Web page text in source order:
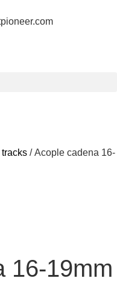
/ Acople cadena 16-
16-19mm